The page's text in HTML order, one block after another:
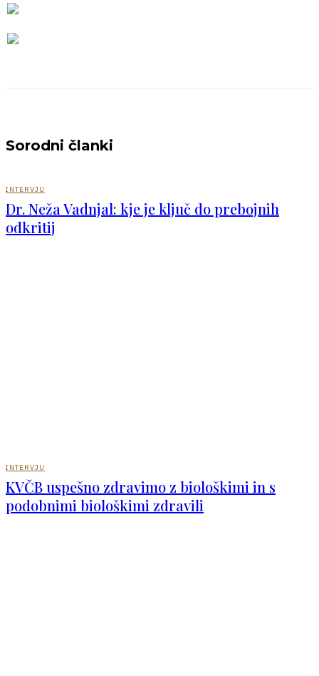
Sorodni članki
INTERVJU
Dr. Neža Vadnjal: kje je ključ do prebojnih
odkritij
INTERVJU
KVČB uspešno zdravimo z biološkimi in s
podobnimi biološkimi zdravili